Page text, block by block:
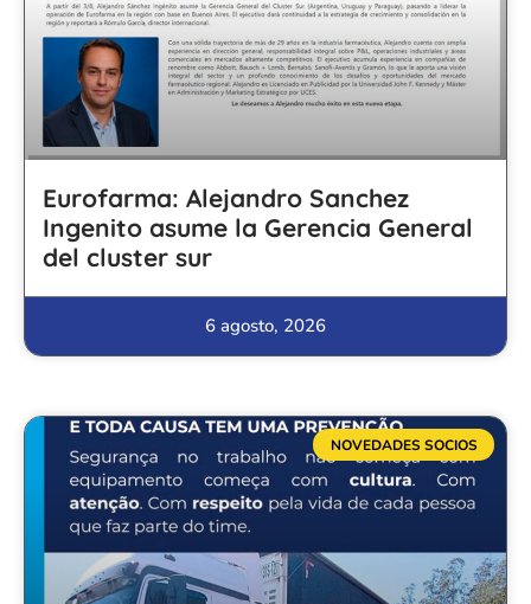
Eurofarma: Alejandro Sanchez
Ingenito asume la Gerencia General
del cluster sur
6 agosto, 2026
NOVEDADES SOCIOS